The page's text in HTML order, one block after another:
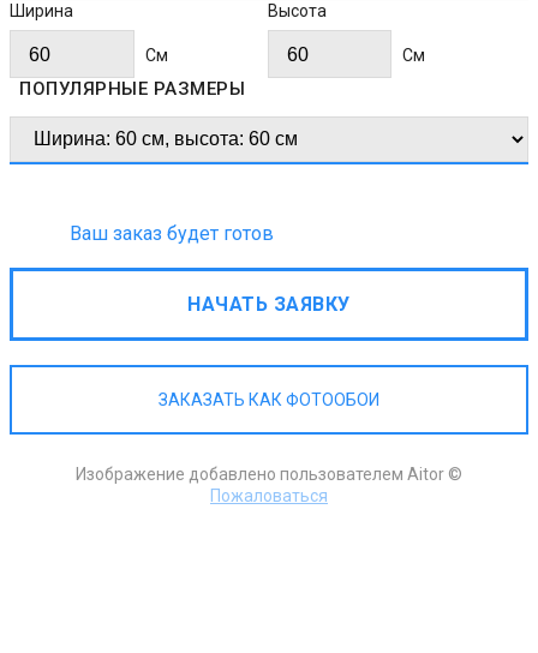
Ширина
Cм
Высота
Cм
ПОПУЛЯРНЫЕ РАЗМЕРЫ
Ваш заказ будет готов
НАЧАТЬ ЗАЯВКУ
ЗАКАЗАТЬ КАК ФОТООБОИ
Изображение добавлено пользователем Aitor ©
Пожаловаться